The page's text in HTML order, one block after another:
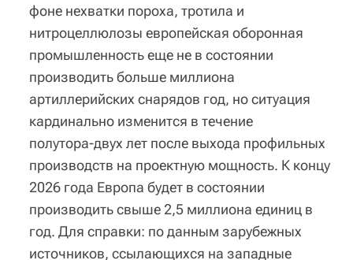
фоне нехватки пороха, тротила и
нитроцеллюлозы европейская оборонная
промышленность еще не в состоянии
производить больше миллиона
артиллерийских снарядов год, но ситуация
кардинально изменится в течение
полутора‑двух лет после выхода профильных
производств на проектную мощность. К концу
2026 года Европа будет в состоянии
производить свыше 2,5 миллиона единиц в
год. Для справки: по данным зарубежных
источников, ссылающихся на западные